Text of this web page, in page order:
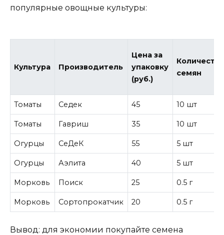
популярные овощные культуры:
Культура Производитель
Цена за
упаковку
(руб.)
семян
Томаты Седек 45 10 шт
Томаты Гавриш 35 10 шт
Огурцы СеДеК 55 5 шт
Огурцы Аэлита 40 5 шт
Морковь Поиск 25 0.5 г
Морковь Сортопрокатчик 20 0.5 г
Вывод: для экономии покупайте семена